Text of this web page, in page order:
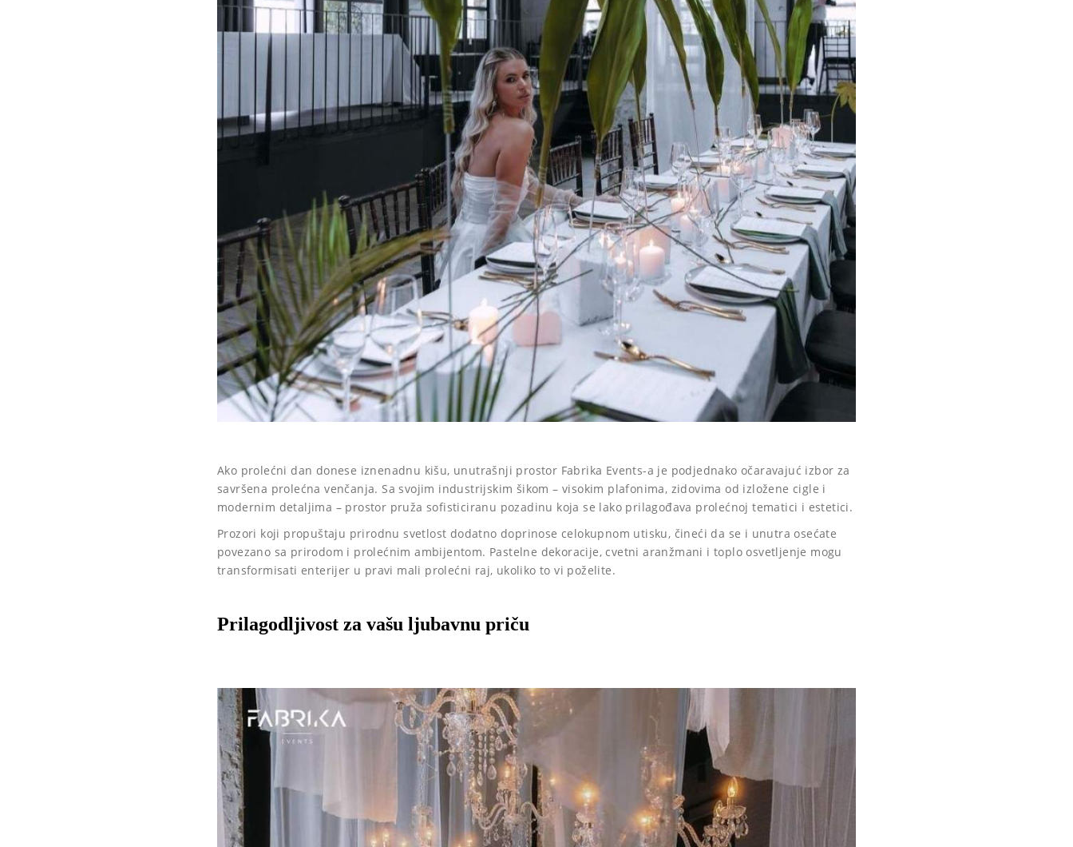
Ako prolećni dan donese iznenadnu kišu, unutrašnji prostor Fabrika Events-a je podjednako očaravajuć izbor za
savršena prolećna venčanja. Sa svojim industrijskim šikom – visokim plafonima, zidovima od izložene cigle i
modernim detaljima – prostor pruža sofisticiranu pozadinu koja se lako prilagođava prolećnoj tematici i estetici.
Prozori koji propuštaju prirodnu svetlost dodatno doprinose celokupnom utisku, čineći da se i unutra osećate
povezano sa prirodom i prolećnim ambijentom. Pastelne dekoracije, cvetni aranžmani i toplo osvetljenje mogu
transformisati enterijer u pravi mali prolećni raj, ukoliko to vi poželite.
Prilagodljivost za vašu ljubavnu priču